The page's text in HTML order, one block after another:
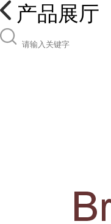
产品展厅